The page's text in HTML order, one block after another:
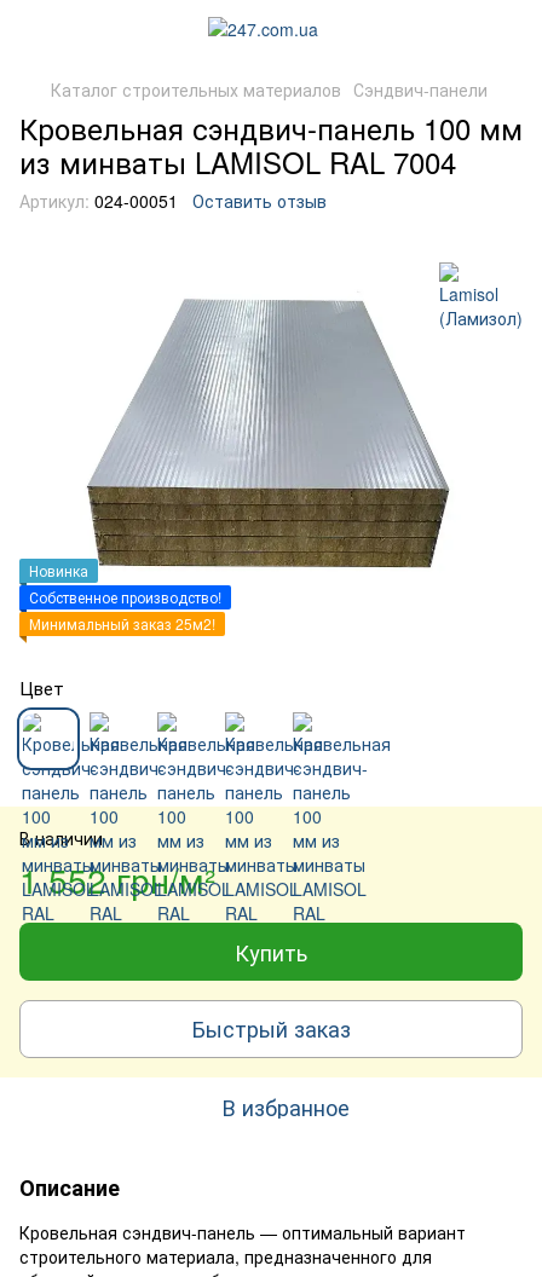
Каталог строительных материалов Сэндвич-панели
Кровельная сэндвич-панель 100 мм
из минваты LAMISOL RAL 7004
Артикул: 024-00051 Оставить отзыв
Новинка
Собственное производство!
Минимальный заказ 25м2!
Цвет
В наличии
1 552 грн/м²
Купить
Быстрый заказ
В избранное
Описание
Кровельная сэндвич-панель — оптимальный вариант
строительного материала, предназначенного для